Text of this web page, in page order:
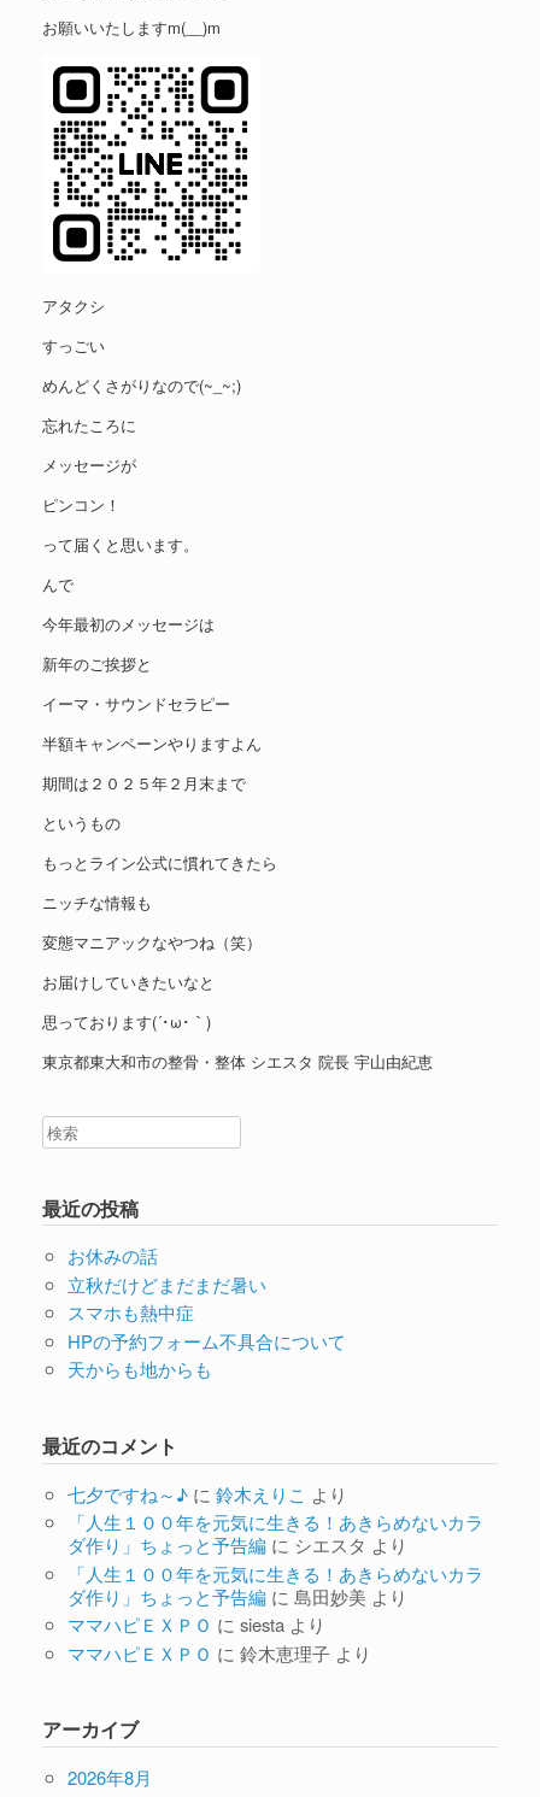
お願いいたしますm(__)m
アタクシ
すっごい
めんどくさがりなので(~_~;)
忘れたころに
メッセージが
ピンコン！
って届くと思います。
んで
今年最初のメッセージは
新年のご挨拶と
イーマ・サウンドセラピー
半額キャンペーンやりますよん
期間は２０２５年２月末まで
というもの
もっとライン公式に慣れてきたら
ニッチな情報も
変態マニアックなやつね（笑）
お届けしていきたいなと
思っております(´･ω･｀)
東京都東大和市の整骨・整体 シエスタ 院長 宇山由紀恵
最近の投稿
お休みの話
立秋だけどまだまだ暑い
スマホも熱中症
HPの予約フォーム不具合について
天からも地からも
最近のコメント
七夕ですね～♪に 鈴木えりこ より
「人生１００年を元気に生きる！あきらめないカラ
ダ作り」ちょっと予告編に シエスタ より
「人生１００年を元気に生きる！あきらめないカラ
ダ作り」ちょっと予告編に 島田妙美 より
ママハピＥＸＰＯ に siestaより
ママハピＥＸＰＯ に 鈴木恵理子より
アーカイブ
2026年8月